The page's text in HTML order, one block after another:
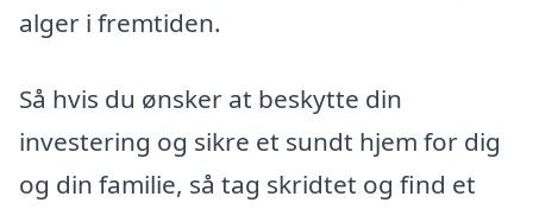
alger i fremtiden.
Så hvis du ønsker at beskytte din
investering og sikre et sundt hjem for dig
og din familie, så tag skridtet og find et